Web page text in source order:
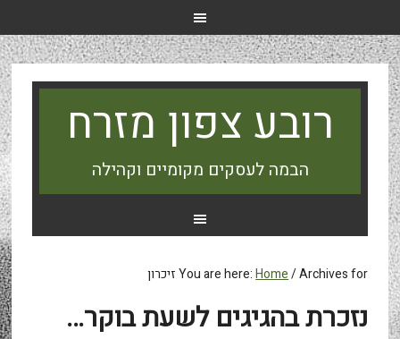
רובע צפון מזרח
הבמה לעסקים מקומיים וקהילה
You are here:Home/Archives for זיכרון
נזכרת בהגיגים לשעת בוקר…